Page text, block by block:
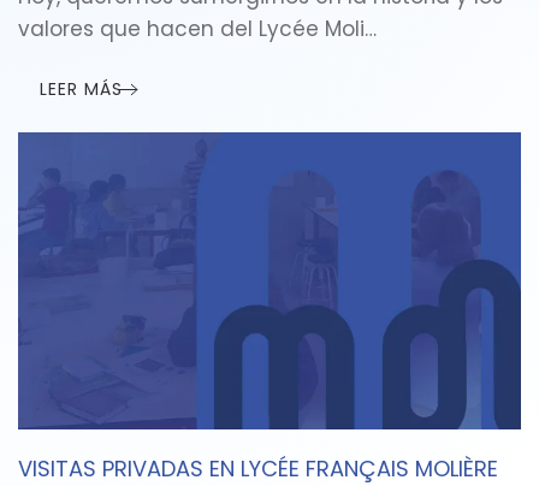
valores que hacen del Lycée Moli…
LEER MÁS
VISITAS PRIVADAS EN LYCÉE FRANÇAIS MOLIÈRE